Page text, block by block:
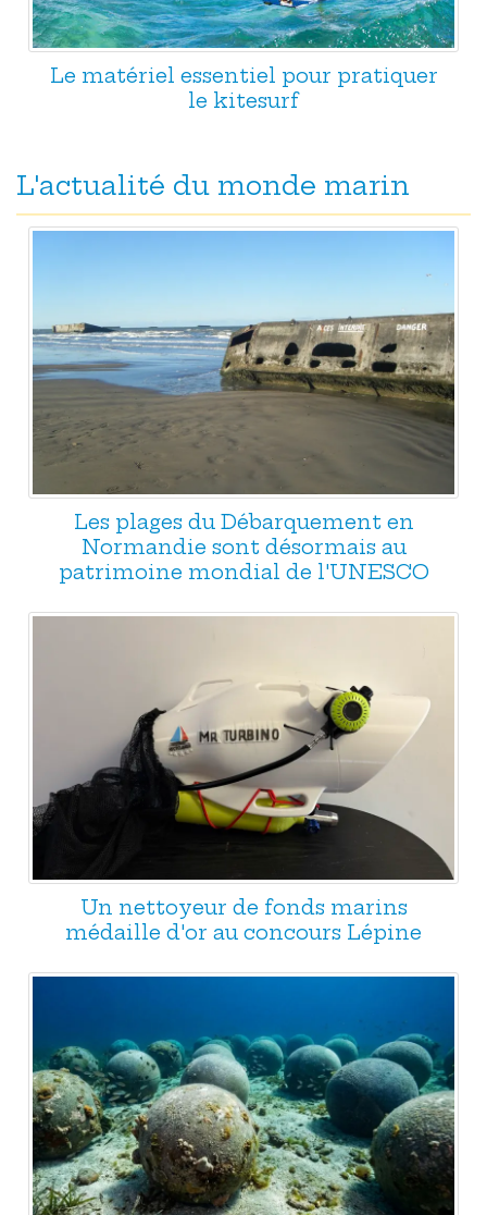
Le matériel essentiel pour pratiquer
le kitesurf
L'actualité du monde marin
Les plages du Débarquement en
Normandie sont désormais au
patrimoine mondial de l'UNESCO
Un nettoyeur de fonds marins
médaille d'or au concours Lépine